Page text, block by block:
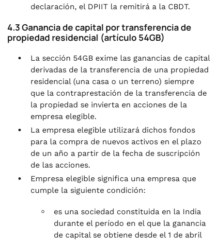
declaración, el DPIIT la remitirá a la CBDT.
4.3 Ganancia de capital por transferencia de
propiedad residencial (artículo 54GB)
La sección 54GB exime las ganancias de capital
derivadas de la transferencia de una propiedad
residencial (una casa o un terreno) siempre
que la contraprestación de la transferencia de
la propiedad se invierta en acciones de la
empresa elegible.
La empresa elegible utilizará dichos fondos
para la compra de nuevos activos en el plazo
de un año a partir de la fecha de suscripción
de las acciones.
Empresa elegible significa una empresa que
cumple la siguiente condición:
es una sociedad constituida en la India
durante el período en el que la ganancia
de capital se obtiene desde el 1 de abril